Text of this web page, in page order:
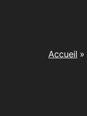
Accueil »